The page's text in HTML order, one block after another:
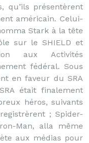
qu’ils présentèrent
américain. Celui-
Stark à la tête
sur le SHIELD et
aux Activités
fédéral. Sous
en faveur du SRA
était finalement
héros, suivants
; Spider-
Man, alla même
aux médias pour